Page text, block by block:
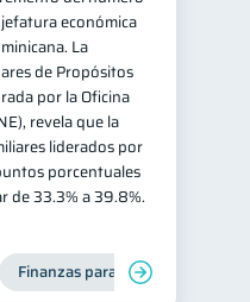
económica
La
de Propósitos
por la Oficina
revela que la
liderados por
porcentuales
de 33.3% a 39.8%.
Finanzas para mujeres